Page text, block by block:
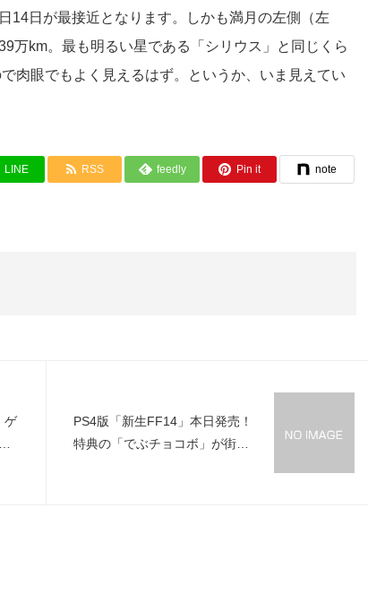
14日が最接近となります。しかも満月の左側（左
万km。最も明るい星である「シリウス」と同じくら
肉眼でもよく見えるはず。というか、いま見えてい
LINE RSS feedly Pin it note
ゲ
PS4版「新生FF14」本日発売！
特典の「でぶチョコボ」が街を